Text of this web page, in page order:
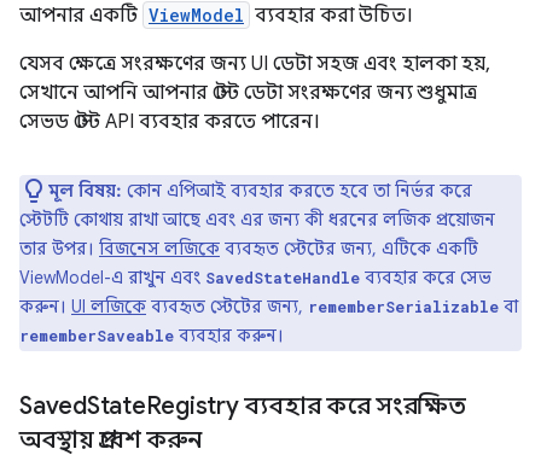
আপনার একটি ViewModel ব্যবহার করা উচিত।
যেসব ক্ষেত্রে সংরক্ষণের জন্য UI ডেটা সহজ এবং হালকা হয়,
সেখানে আপনি আপনার স্টেট ডেটা সংরক্ষণের জন্য শুধুমাত্র
সেভড স্টেট API ব্যবহার করতে পারেন।
মূল বিষয়: কোন এপিআই ব্যবহার করতে হবে তা নির্ভর করে
স্টেটটি কোথায় রাখা আছে এবং এর জন্য কী ধরনের লজিক প্রয়োজন
তার উপর। বিজনেস লজিকে ব্যবহৃত স্টেটের জন্য, এটিকে একটি
ViewModel-এ রাখুন এবং SavedStateHandle ব্যবহার করে সেভ
করুন। UI লজিকে ব্যবহৃত স্টেটের জন্য, rememberSerializable বা
rememberSaveable ব্যবহার করুন।
SavedStateRegistry ব্যবহার করে সংরক্ষিত
অবস্থায় প্রবেশ করুন